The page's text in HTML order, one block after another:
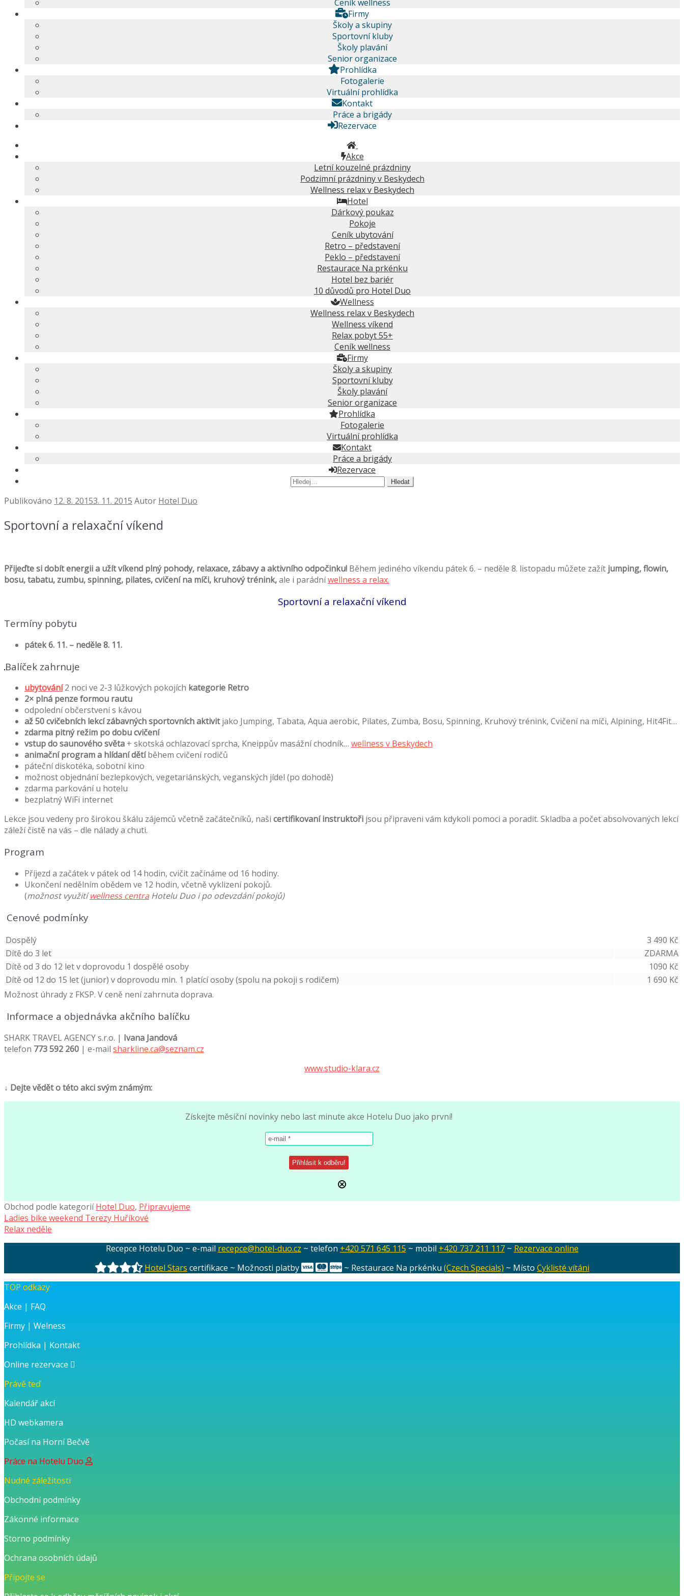
Ceník wellness
Firmy
Školy a skupiny
Sportovní kluby
Školy plavání
Senior organizace
Prohlídka
Fotogalerie
Virtuální prohlídka
Kontakt
Práce a brigády
Rezervace
Akce
Letní kouzelné prázdniny
Podzimní prázdniny v Beskydech
Wellness relax v Beskydech
Hotel
Dárkový poukaz
Pokoje
Ceník ubytování
Retro – představení
Peklo – představení
Restaurace Na prkénku
Hotel bez bariér
10 důvodů pro Hotel Duo
Wellness
Wellness relax v Beskydech
Wellness víkend
Relax pobyt 55+
Ceník wellness
Firmy
Školy a skupiny
Sportovní kluby
Školy plavání
Senior organizace
Prohlídka
Fotogalerie
Virtuální prohlídka
Kontakt
Práce a brigády
Rezervace
Hledat:
Publikováno 12. 8. 20153. 11. 2015 Autor Hotel Duo
Sportovní a relaxační víkend
Přijeďte si dobít energii a užít víkend plný pohody, relaxace, zábavy a aktivního odpočinku! Během jediného víkendu pátek 6. – neděle 8. listopadu můžete zažít jumping, flowin,
bosu, tabatu, zumbu, spinning, pilates, cvičení na míči, kruhový trénink,ale i parádníwellness a relax.
Sportovní a relaxační víkend
Termíny pobytu
pátek 6. 11. – neděle 8. 11.
Balíček zahrnuje
ubytování2 noci ve 2-3 lůžkových pokojích kategorie Retro
2× plná penze formou rautu
odpolední občerstvení s kávou
až 50 cvičebních lekcí zábavných sportovních aktivitjako Jumping, Tabata, Aqua aerobic, Pilates, Zumba, Bosu, Spinning, Kruhový trénink, Cvičení na míči, Alpining, Hit4Fit…
zdarma pitný režim po dobu cvičení
vstup do saunového světa + skotská ochlazovací sprcha, Kneippův masážní chodník… wellness v Beskydech
animační program a hlídaní dětíběhem cvičení rodičů
páteční diskotéka, sobotní kino
možnost objednání bezlepkových, vegetariánských, veganských jídel (po dohodě)
zdarma parkování u hotelu
bezplatný WiFi internet
Lekce jsou vedeny pro širokou škálu zájemců včetně začátečníků, naši certifikovaní instruktoři jsou připraveni vám kdykoli pomoci a poradit. Skladba a počet absolvovaných lekcí
záleží čistě na vás – dle nálady a chuti.
Program
Příjezd a začátek v pátek od 14 hodin, cvičit začínáme od 16 hodiny.
Ukončení nedělním obědem ve 12 hodin, včetně vyklizení pokojů.
(možnost využitíwellness centra Hotelu Duo i po odevzdání pokojů)
Cenové podmínky
Dospělý
3 490 Kč
Dítě do 3 let
ZDARMA
Dítě od 3 do 12 let v doprovodu 1 dospělé osoby
1090 Kč
Dítě od 12 do 15 let (junior) v doprovodu min. 1 platící osoby (spolu na pokoji s rodičem)
1 690 Kč
Možnost úhrady z FKSP. V ceně není zahrnuta doprava.
Informace a objednávka akčního balíčku
SHARK TRAVEL AGENCY s.r.o. | Ivana Jandová
telefon 773 592 260 | e-mail sharkline.ca@seznam.cz
www.studio-klara.cz
↓ Dejte vědět o této akci svým známým:
Získejte měsíční novinky nebo last minute akce Hotelu Duo jako první!
Obchod podle kategoriíHotel Duo, Připravujeme
Navigace
pro
Předchozí
příspěvek:
Ladies bike weekend Terezy Huříkové
Následující
Relax neděle
Recepce Hotelu Duo ~ e-mail recepce@hotel-duo.cz ~ telefon +420 571 645 115 ~ mobil +420 737 211 117~ Rezervace online
Hotel Stars certifikace ~ Možnosti platby ~ Restaurace Na prkénku (Czech Specials) ~ Místo Cyklisté vítáni
TOP odkazy
Akce | FAQ
Firmy | Welness
Prohlídka | Kontakt
Online rezervace
Právě teď
Kalendář akcí
HD webkamera
Počasí na Horní Bečvě
Práce na Hotelu Duo
Nudné záležitosti
Obchodní podmínky
Zákonné informace
Storno podmínky
Ochrana osobních údajů
Připojte se